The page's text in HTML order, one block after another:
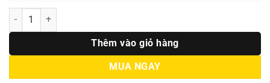
Số lượng
Thêm vào giỏ hàng
MUA NGAY